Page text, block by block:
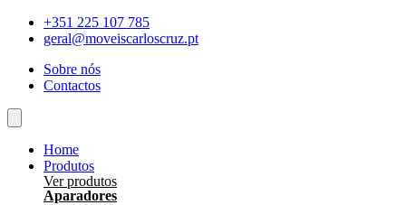
Skip
+351 225 107 785
geral@moveiscarloscruz.pt
Sobre nós
Contactos
Home
Produtos
Ver produtos
Aparadores